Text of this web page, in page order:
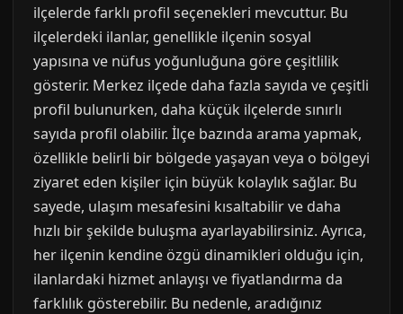
ilçelerde farklı profil seçenekleri mevcuttur. Bu
ilçelerdeki ilanlar, genellikle ilçenin sosyal
yapısına ve nüfus yoğunluğuna göre çeşitlilik
gösterir. Merkez ilçede daha fazla sayıda ve çeşitli
profil bulunurken, daha küçük ilçelerde sınırlı
sayıda profil olabilir. İlçe bazında arama yapmak,
özellikle belirli bir bölgede yaşayan veya o bölgeyi
ziyaret eden kişiler için büyük kolaylık sağlar. Bu
sayede, ulaşım mesafesini kısaltabilir ve daha
hızlı bir şekilde buluşma ayarlayabilirsiniz. Ayrıca,
her ilçenin kendine özgü dinamikleri olduğu için,
ilanlardaki hizmet anlayışı ve fiyatlandırma da
farklılık gösterebilir. Bu nedenle, aradığınız